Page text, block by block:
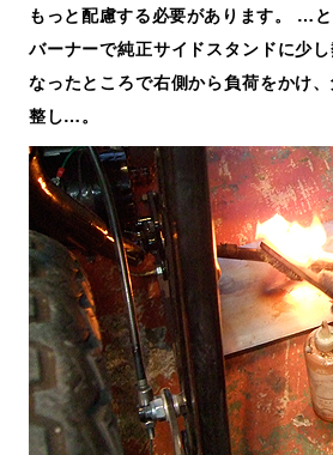
もっと配慮する必要があります。 …
バーナーで純正サイドスタンドに少
なったところで右側から負荷をかけ
整し…。